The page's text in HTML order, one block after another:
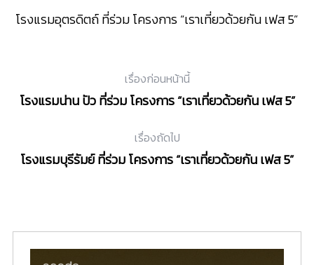
โรงแรมอุตรดิตถ์ ที่ร่วม โครงการ “เราเที่ยวด้วยกัน เฟส 5”
เรื่องก่อนหน้านี้
โรงแรมน่าน ปัว ที่ร่วม โครงการ “เราเที่ยวด้วยกัน เฟส 5”
เรื่องถัดไป
โรงแรมบุรีรัมย์ ที่ร่วม โครงการ “เราเที่ยวด้วยกัน เฟส 5”